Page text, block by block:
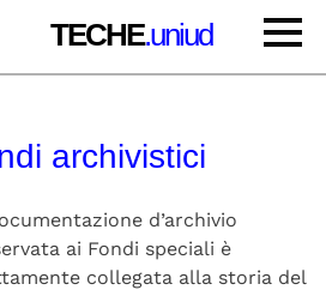
TECHE.uniud
archivistici
d’archivio
ai Fondi speciali è
collegata alla storia del